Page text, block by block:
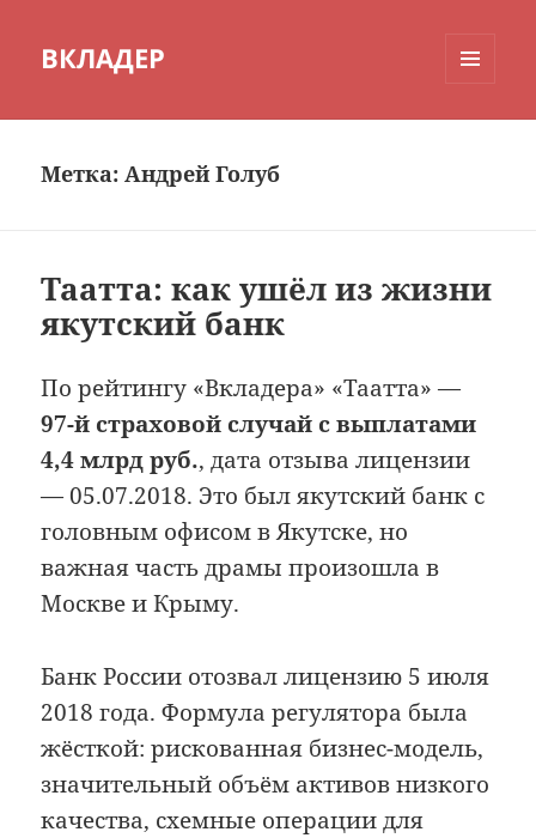
ВКЛАДЕР
Метка:Андрей Голуб
Таатта: как ушёл из жизни
якутский банк
По рейтингу «Вкладера» «Таатта» —
97-й страховой случай с выплатами
4,4 млрд руб., дата отзыва лицензии
— 05.07.2018. Это был якутский банк с
головным офисом в Якутске, но
важная часть драмы произошла в
Москве и Крыму.
Банк России отозвал лицензию 5 июля
2018 года. Формула регулятора была
жёсткой: рискованная бизнес-модель,
значительный объём активов низкого
качества, схемные операции для